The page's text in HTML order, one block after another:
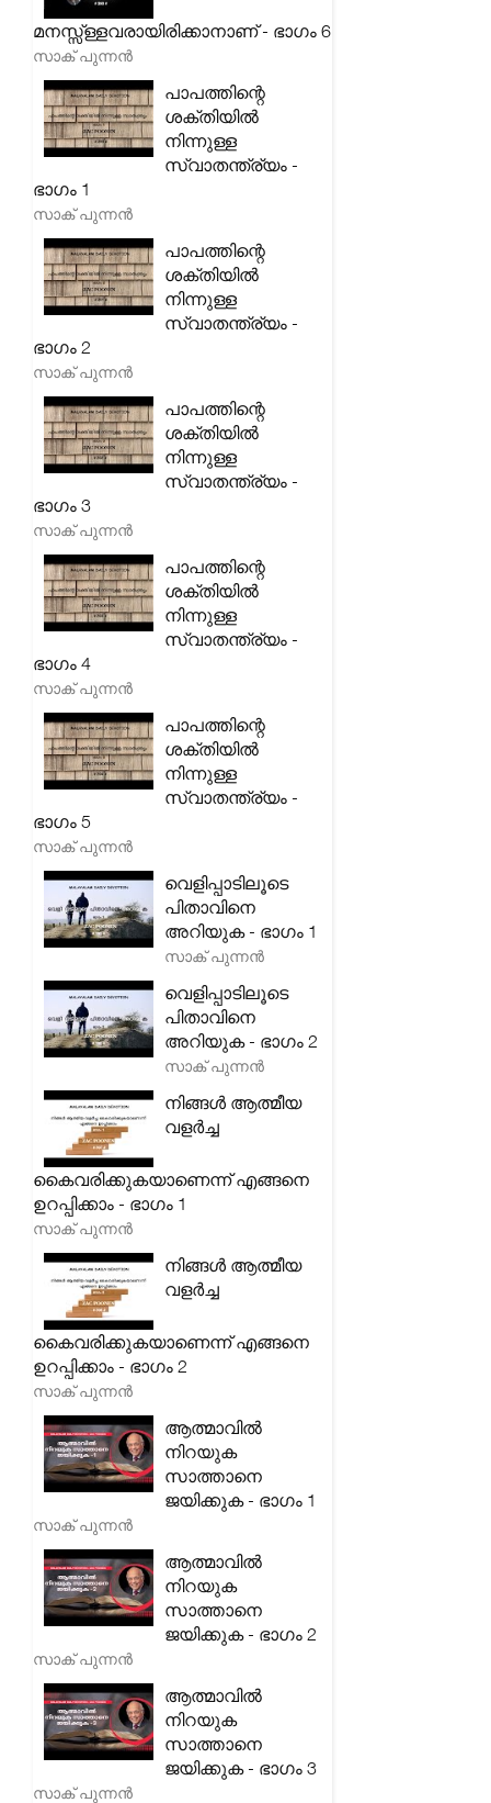
മനസ്സ്ള്ളവരായിരിക്കാനാണ് - ഭാഗം 6
സാക് പുന്നൻ
പാപത്തിന്റെ
ശക്തിയിൽ
നിന്നുള്ള
സ്വാതന്ത്ര്യം -
ഭാഗം 1
സാക് പുന്നൻ
പാപത്തിന്റെ
ശക്തിയിൽ
നിന്നുള്ള
സ്വാതന്ത്ര്യം -
ഭാഗം 2
സാക് പുന്നൻ
പാപത്തിന്റെ
ശക്തിയിൽ
നിന്നുള്ള
സ്വാതന്ത്ര്യം -
ഭാഗം 3
സാക് പുന്നൻ
പാപത്തിന്റെ
ശക്തിയിൽ
നിന്നുള്ള
സ്വാതന്ത്ര്യം -
ഭാഗം 4
സാക് പുന്നൻ
പാപത്തിന്റെ
ശക്തിയിൽ
നിന്നുള്ള
സ്വാതന്ത്ര്യം -
ഭാഗം 5
സാക് പുന്നൻ
വെളിപ്പാടിലൂടെ
പിതാവിനെ
അറിയുക - ഭാഗം 1
സാക് പുന്നൻ
വെളിപ്പാടിലൂടെ
പിതാവിനെ
അറിയുക - ഭാഗം 2
സാക് പുന്നൻ
നിങ്ങൾ ആത്മീയ
വളർച്ച
കൈവരിക്കുകയാണെന്ന് എങ്ങനെ
ഉറപ്പിക്കാം - ഭാഗം 1
സാക് പുന്നൻ
നിങ്ങൾ ആത്മീയ
വളർച്ച
കൈവരിക്കുകയാണെന്ന് എങ്ങനെ
ഉറപ്പിക്കാം - ഭാഗം 2
സാക് പുന്നൻ
ആത്മാവിൽ
നിറയുക
സാത്താനെ
ജയിക്കുക - ഭാഗം 1
സാക് പുന്നൻ
ആത്മാവിൽ
നിറയുക
സാത്താനെ
ജയിക്കുക - ഭാഗം 2
സാക് പുന്നൻ
ആത്മാവിൽ
നിറയുക
സാത്താനെ
ജയിക്കുക - ഭാഗം 3
സാക് പുന്നൻ